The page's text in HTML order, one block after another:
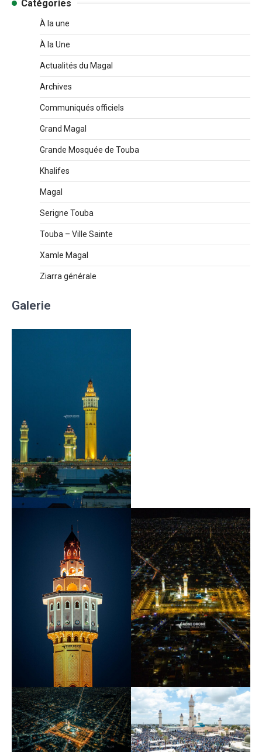
Catégories
À la une
À la Une
Actualités du Magal
Archives
Communiqués officiels
Grand Magal
Grande Mosquée de Touba
Khalifes
Magal
Serigne Touba
Touba – Ville Sainte
Xamle Magal
Ziarra générale
Galerie